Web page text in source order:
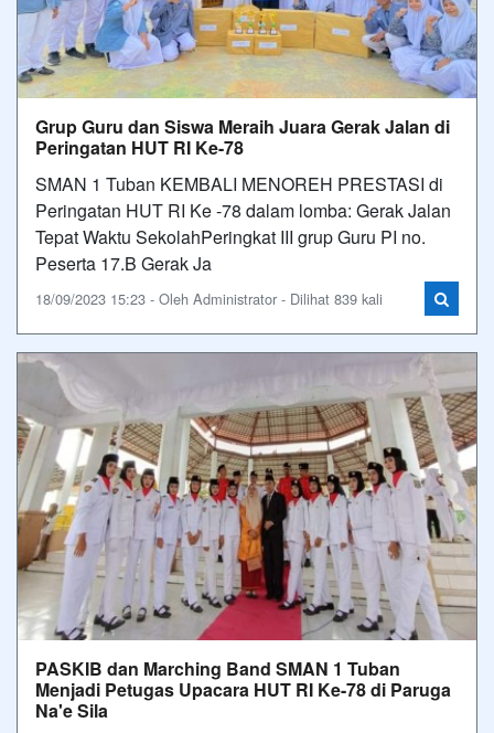
Grup Guru dan Siswa Meraih Juara Gerak Jalan di
Peringatan HUT RI Ke-78
SMAN 1 Tuban KEMBALI MENOREH PRESTASI di
Peringatan HUT RI Ke -78 dalam lomba: Gerak Jalan
Tepat Waktu SekolahPeringkat III grup Guru PI no.
Peserta 17.B Gerak Ja
18/09/2023 15:23 - Oleh Administrator - Dilihat 839 kali
PASKIB dan Marching Band SMAN 1 Tuban
Menjadi Petugas Upacara HUT RI Ke-78 di Paruga
Na'e Sila